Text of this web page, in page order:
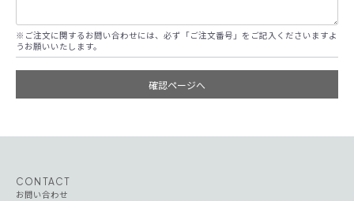
※ご注文に関するお問い合わせには、必ず「ご注文番号」をご記入くださいますよ
うお願いいたします。
確認ページへ
CONTACT
お問い合わせ